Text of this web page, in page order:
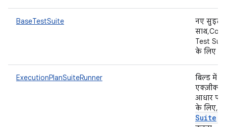
BaseTestSuite
नए सुइट
साथ,
Test
के लिए
ExecutionPlanSuiteRunner
बिल्ड में
आधार पर
के लिए,
Suite